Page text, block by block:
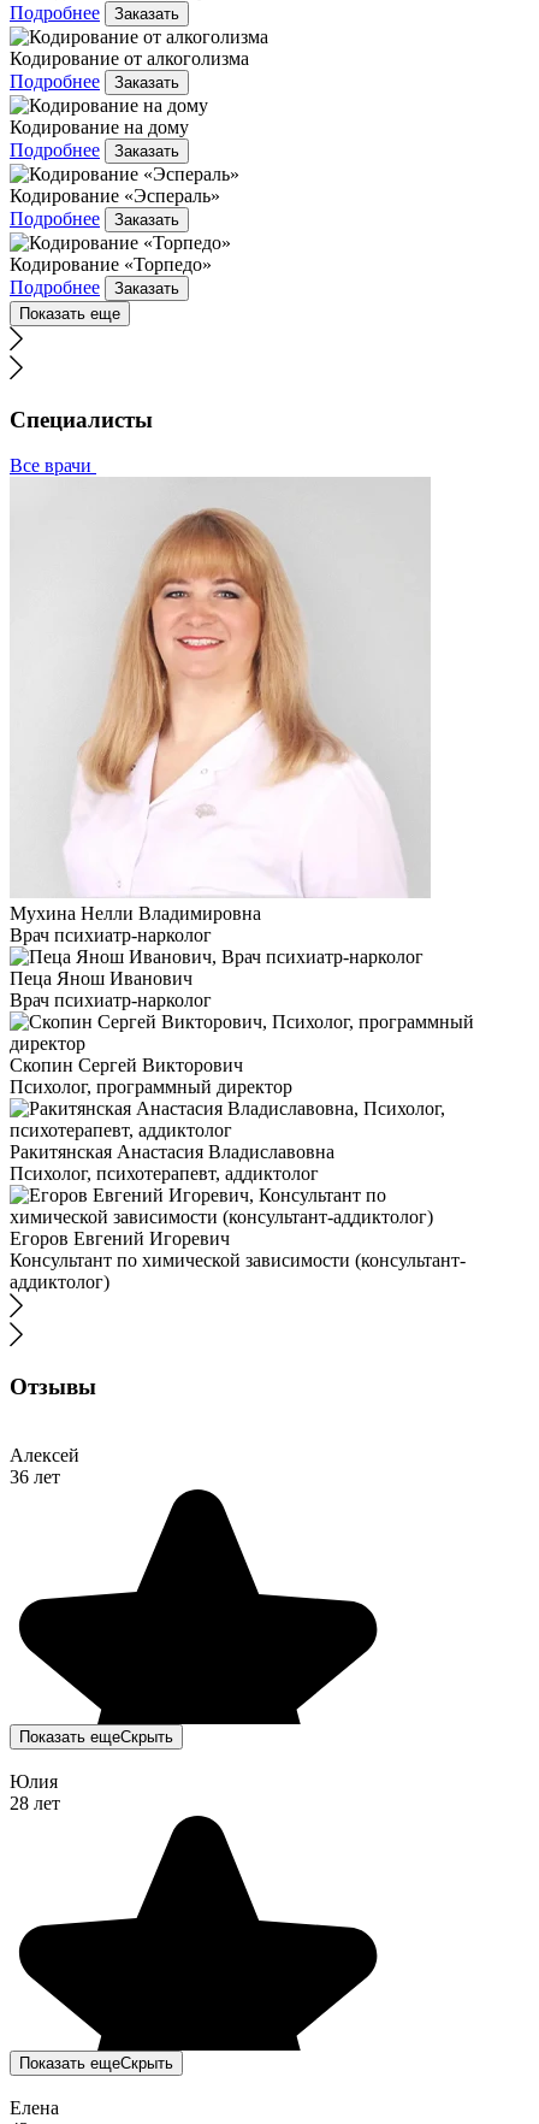
Подробнее
Заказать
Кодирование от алкоголизма
Подробнее
Заказать
Кодирование на дому
Подробнее
Заказать
Кодирование «Эспераль»
Подробнее
Заказать
Кодирование «Торпедо»
Подробнее
Заказать
Показать еще
Специалисты
Все врачи
Мухина Нелли Владимировна
Врач психиатр-нарколог
Пеца Янош Иванович
Врач психиатр-нарколог
Скопин Сергей Викторович
Психолог, программный директор
Ракитянская Анастасия Владиславовна
Психолог, психотерапевт, аддиктолог
Егоров Евгений Игоревич
Консультант по химической зависимости (консультант-
аддиктолог)
Отзывы
Алексей
36 лет
Показать ещеСкрыть
Юлия
28 лет
Показать ещеСкрыть
Елена